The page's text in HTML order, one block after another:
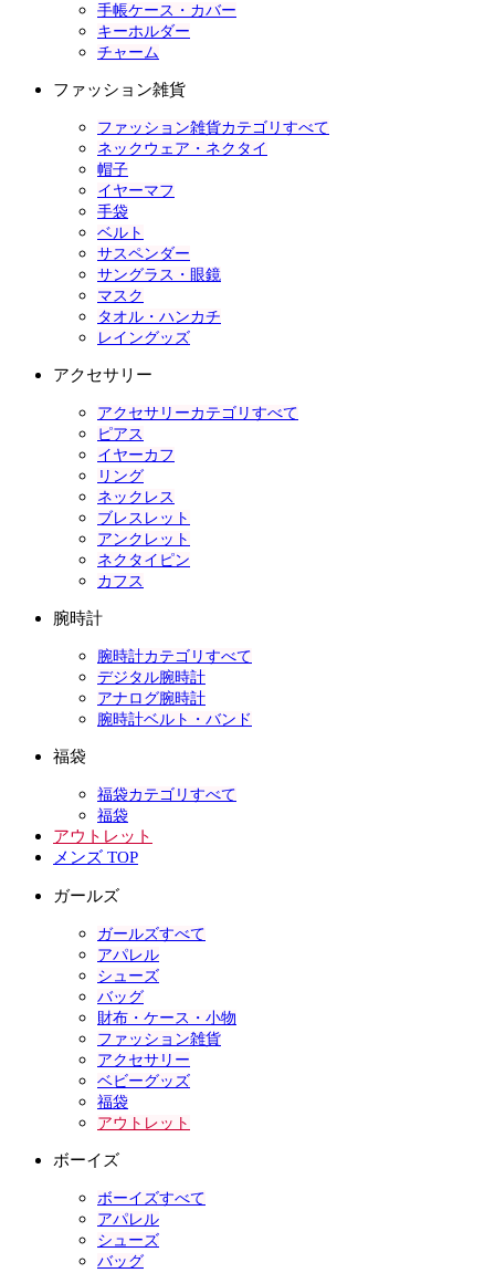
手帳ケース・カバー
キーホルダー
チャーム
ファッション雑貨
ファッション雑貨カテゴリすべて
ネックウェア・ネクタイ
帽子
イヤーマフ
手袋
ベルト
サスペンダー
サングラス・眼鏡
マスク
タオル・ハンカチ
レイングッズ
アクセサリー
アクセサリーカテゴリすべて
ピアス
イヤーカフ
リング
ネックレス
ブレスレット
アンクレット
ネクタイピン
カフス
腕時計
腕時計カテゴリすべて
デジタル腕時計
アナログ腕時計
腕時計ベルト・バンド
福袋
福袋カテゴリすべて
福袋
アウトレット
メンズ TOP
ガールズ
ガールズすべて
アパレル
シューズ
バッグ
財布・ケース・小物
ファッション雑貨
アクセサリー
ベビーグッズ
福袋
アウトレット
ボーイズ
ボーイズすべて
アパレル
シューズ
バッグ